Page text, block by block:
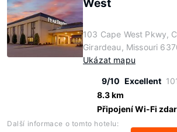
West
103 Cape West Pkwy,
Girardeau, Missouri
Ukázat mapu
9/10 Excellent
8.3 km
Připojení Wi-Fi
Další informace o tomto hotelu: